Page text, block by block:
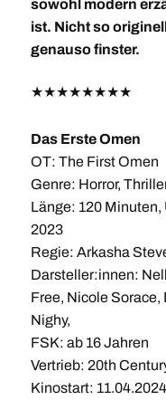
sowohl modern
ist. Nicht so
genauso finster.
★★★★★★★★
Das Erste Omen
OT: The First Omen
Genre: Horror,
Länge: 120 Minuten,
2023
Regie: Arkasha
Darsteller:innen:
Free, Nicole Sorace,
Nighy,
FSK: ab 16 Jahren
Vertrieb: 20th
Kinostart: 11.04.2024